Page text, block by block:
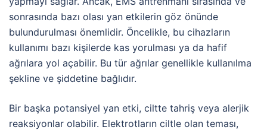
sonrasında bazı olası yan etkilerin göz önünde
bulundurulması önemlidir. Öncelikle, bu cihazların
kullanımı bazı kişilerde kas yorulması ya da hafif
ağrılara yol açabilir. Bu tür ağrılar genellikle kullanılma
şekline ve şiddetine bağlıdır.
Bir başka potansiyel yan etki, ciltte tahriş veya alerjik
reaksiyonlar olabilir. Elektrotların ciltle olan teması,